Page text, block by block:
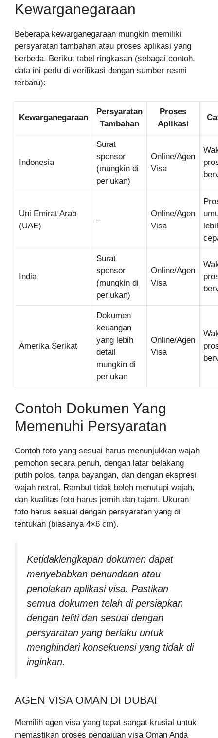
Kewarganegaraan
Beberapa kewarganegaraan mungkin memiliki
persyaratan tambahan atau proses aplikasi yang
berbeda. Berikut tabel ringkasan (sebagai contoh,
data ini perlu di verifikasi dengan sumber resmi
terbaru):
Kewarganegaraan
Persyaratan
Tambahan
Proses
Aplikasi
Indonesia
Surat
sponsor
(mungkin di
perlukan)
Online/Agen
Visa
Uni Emirat Arab
(UAE)
–
Online/Agen
Visa
India
Surat
sponsor
(mungkin di
perlukan)
Online/Agen
Visa
Amerika Serikat
Dokumen
keuangan
yang lebih
detail
mungkin di
perlukan
Online/Agen
Visa
Contoh Dokumen Yang
Memenuhi Persyaratan
Contoh foto yang sesuai harus menunjukkan wajah
pemohon secara penuh, dengan latar belakang
putih polos, tanpa bayangan, dan dengan ekspresi
wajah netral. Rambut tidak boleh menutupi wajah,
dan kualitas foto harus jernih dan tajam. Ukuran
foto harus sesuai dengan persyaratan yang di
tentukan (biasanya 4×6 cm).
Ketidaklengkapan dokumen dapat
menyebabkan penundaan atau
penolakan aplikasi visa. Pastikan
semua dokumen telah di persiapkan
dengan teliti dan sesuai dengan
persyaratan yang berlaku untuk
menghindari konsekuensi yang tidak di
inginkan.
AGEN VISA OMAN DI DUBAI
Memilih agen visa yang tepat sangat krusial untuk
memastikan proses pengajuan visa Oman Anda